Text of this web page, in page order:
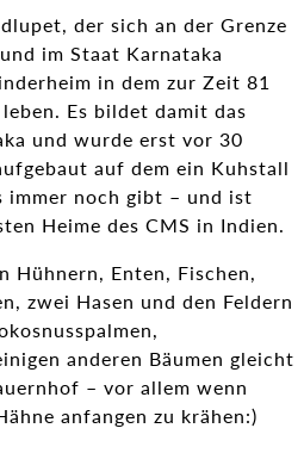
der sich an der Grenze
im Staat Karnataka
in dem zur Zeit 81
Es bildet damit das
und wurde erst vor 30
auf dem ein Kuhstall
immer noch gibt – und ist
Heime des CMS in Indien.
Hühnern, Enten, Fischen,
zwei Hasen und den Feldern
anderen Bäumen gleicht
– vor allem wenn
anfangen zu krähen:)